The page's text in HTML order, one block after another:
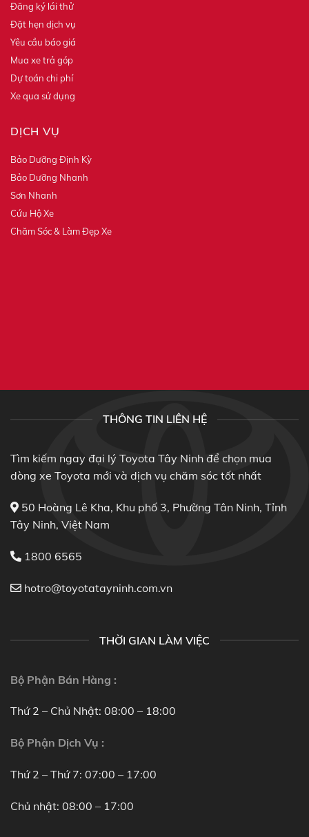
Đăng ký lái thử
Đặt hẹn dịch vụ
Yêu cầu báo giá
Mua xe trả góp
Dự toán chi phí
Xe qua sử dụng
DỊCH VỤ
Bảo Dưỡng Định Kỳ
Bảo Dưỡng Nhanh
Sơn Nhanh
Cứu Hộ Xe
Chăm Sóc & Làm Đẹp Xe
THÔNG TIN LIÊN HỆ
Tìm kiếm ngay đại lý Toyota Tây Ninh để chọn mua
dòng xe Toyota mới và dịch vụ chăm sóc tốt nhất
50 Hoàng Lê Kha, Khu phố 3, Phường Tân Ninh, Tỉnh
Tây Ninh, Việt Nam
1800 6565
hotro@toyotatayninh.com.vn
THỜI GIAN LÀM VIỆC
Bộ Phận Bán Hàng :
Thứ 2 – Chủ Nhật: 08:00 – 18:00
Bộ Phận Dịch Vụ :
Thứ 2 – Thứ 7: 07:00 – 17:00
Chủ nhật: 08:00 – 17:00